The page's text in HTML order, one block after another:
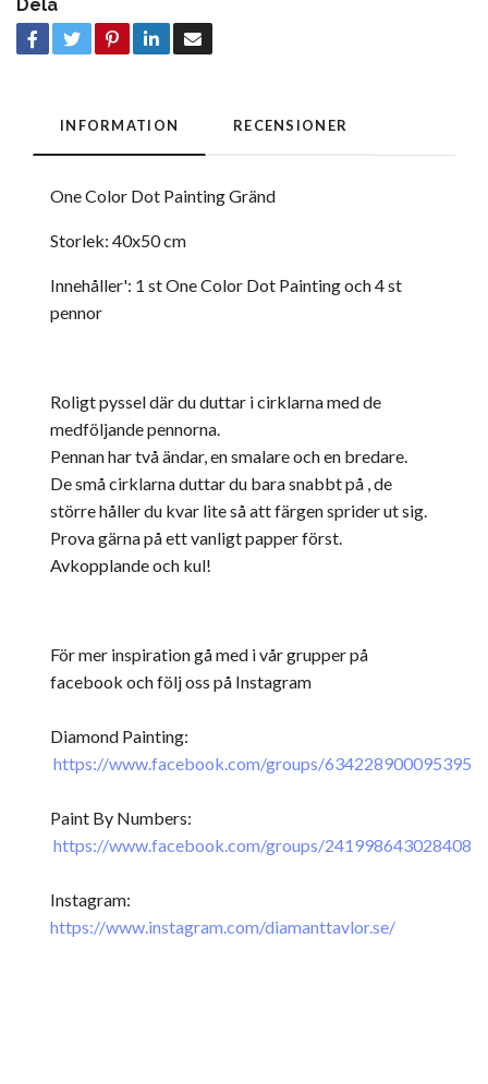
Dela
INFORMATION RECENSIONER
One Color Dot Painting Gränd
Storlek: 40x50 cm
Innehåller': 1 st One Color Dot Painting och 4 st
pennor
Roligt pyssel där du duttar i cirklarna med de
medföljande pennorna.
Pennan har två ändar, en smalare och en bredare.
De små cirklarna duttar du bara snabbt på , de
större håller du kvar lite så att färgen sprider ut sig.
Prova gärna på ett vanligt papper först.
Avkopplande och kul!
För mer inspiration gå med i vår grupper på
facebook och följ oss på Instagram
Diamond Painting:
https://www.facebook.com/groups/634228900095395
Paint By Numbers:
https://www.facebook.com/groups/241998643028408
Instagram:
https://www.instagram.com/diamanttavlor.se/